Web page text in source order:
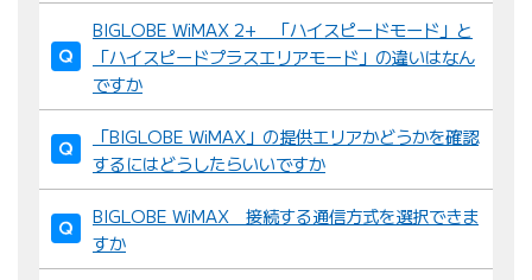
BIGLOBE WiMAX 2+ 「ハイスピードモード」と
「ハイスピードプラスエリアモード」の違いはなん
ですか
「BIGLOBE WiMAX」の提供エリアかどうかを確認
するにはどうしたらいいですか
BIGLOBE WiMAX 接続する通信方式を選択できま
すか